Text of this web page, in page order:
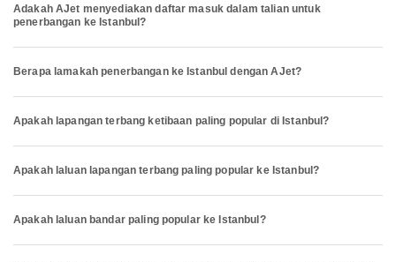
Adakah AJet menyediakan daftar masuk dalam talian untuk
penerbangan ke Istanbul?
Berapa lamakah penerbangan ke Istanbul dengan AJet?
Apakah lapangan terbang ketibaan paling popular di Istanbul?
Apakah laluan lapangan terbang paling popular ke Istanbul?
Apakah laluan bandar paling popular ke Istanbul?